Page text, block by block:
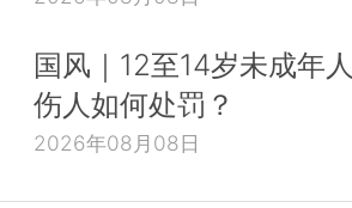
国风｜12至14岁未成年
伤人如何处罚？
2026年08月08日